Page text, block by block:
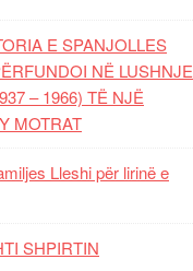
E SPANJOLLES
NË LUSHNJE
– 1966) TË NJË
MOTRAT
Lleshi për lirinë e
SHPIRTIN